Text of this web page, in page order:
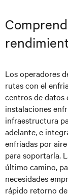
Los operadores
rutas con el
centros de datos
instalaciones
infraestructura
adelante, e
enfriadas por
para soportarla.
último camino,
necesidades
rápido retorno